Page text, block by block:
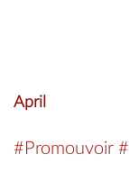
April
#Promouvoir